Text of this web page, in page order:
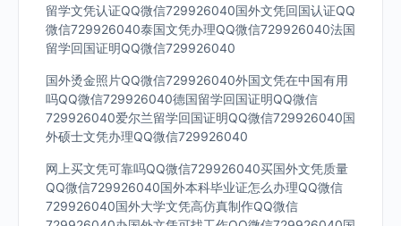
留学文凭认证QQ微信729926040国外文凭回国认证QQ
微信729926040泰国文凭办理QQ微信729926040法国
留学回国证明QQ微信729926040
国外烫金照片QQ微信729926040外国文凭在中国有用
吗QQ微信729926040德国留学回国证明QQ微信
729926040爱尔兰留学回国证明QQ微信729926040国
外硕士文凭办理QQ微信729926040
网上买文凭可靠吗QQ微信729926040买国外文凭质量
QQ微信729926040国外本科毕业证怎么办理QQ微信
729926040国外大学文凭高仿真制作QQ微信